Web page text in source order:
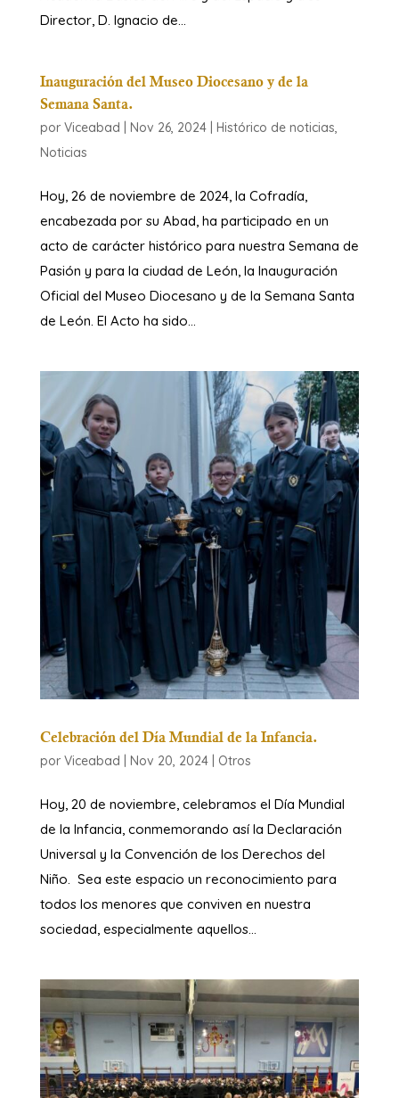
Director, D. Ignacio de...
Inauguración del Museo Diocesano y de la
Semana Santa.
por Viceabad Nov 26, 2024| Histórico de noticias,
Noticias
Hoy, 26 de noviembre de 2024, la Cofradía,
encabezada por su Abad, ha participado en un
acto de carácter histórico para nuestra Semana de
Pasión y para la ciudad de León, la Inauguración
Oficial del Museo Diocesano y de la Semana Santa
de León. El Acto ha sido...
Celebración del Día Mundial de la Infancia.
por Viceabad Nov 20, 2024| Otros
Hoy, 20 de noviembre, celebramos el Día Mundial
de la Infancia, conmemorando así la Declaración
Universal y la Convención de los Derechos del
Niño. Sea este espacio un reconocimiento para
todos los menores que conviven en nuestra
sociedad, especialmente aquellos...